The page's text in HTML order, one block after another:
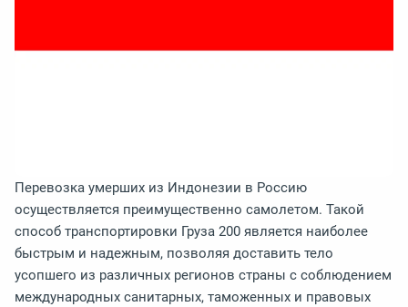
Перевозка умерших из Индонезии в Россию
осуществляется преимущественно самолетом. Такой
способ транспортировки Груза 200 является наиболее
быстрым и надежным, позволяя доставить тело
усопшего из различных регионов страны с соблюдением
международных санитарных, таможенных и правовых